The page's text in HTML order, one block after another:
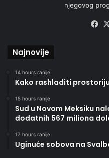
njegovog
Najnovije
14 hours ranije
Kako rashladiti
15 hours ranije
Sud u Novom Meksiku
dodatnih 567 miliona
17 hours ranije
Uginuće sobova na